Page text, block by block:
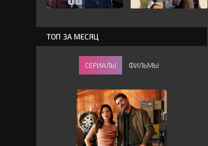
ТОП ЗА МЕСЯЦ
СЕРИАЛЫ ФИЛЬМЫ